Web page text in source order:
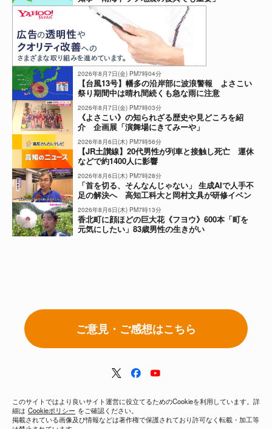
2026年8月7日(金) PM7時04分
【台風13号】幡多の沿岸部に波浪警報 よさこい
祭り期間中は晴れ間続くも急な雨に注意
2026年8月7日(金) PM7時03分
《よさこい》の知られざる歴史や見どころを紹
介 企画展「演舞場にきてみーや」
2026年8月6日(木) PM7時56分
【JR土讃線】20代男性が列車と接触し死亡 運休
などで約1400人に影響
2026年8月6日(木) PM7時28分
「首を切る、そんなんじゃない」 生成AIで人手不
足の解決へ 高知工科大と岡村文具が研修イベン
2026年8月6日(木) PM7時13分
香北町に顔ほどの巨大花《フヨウ》600本「町を
元気にしたい」83歳男性の生きがい
ご意見・ご感想はこちら
このサイトではより良いサイト運営に役立てるためのCookieを利用しています。詳
細は Cookieポリシー をご確認ください。
掲載されている画像及び情報などは著作権で保護されており許可なく転載・加工等